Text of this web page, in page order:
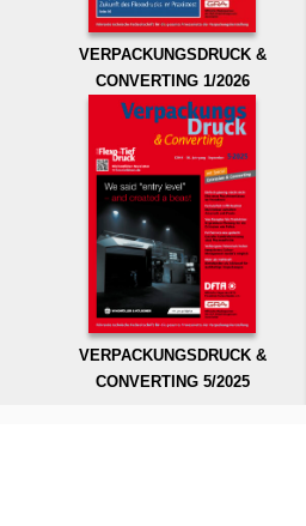
VERPACKUNGSDRUCK &
CONVERTING 1/2026
VERPACKUNGSDRUCK &
CONVERTING 5/2025